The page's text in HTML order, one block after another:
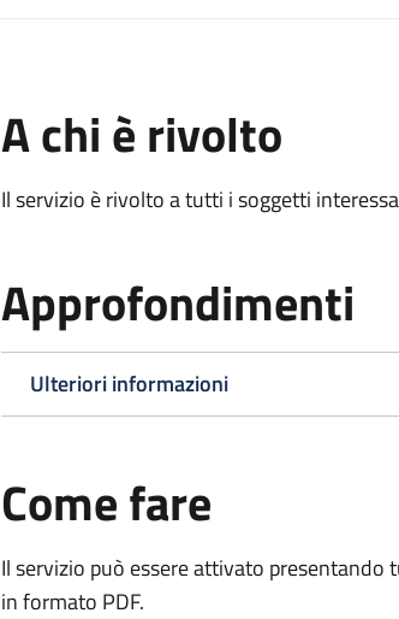
A chi è rivolto
Il servizio è rivolto a tutti i soggetti
Approfondimenti
Ulteriori informazioni
Come fare
Il servizio può essere attivato
in formato PDF.